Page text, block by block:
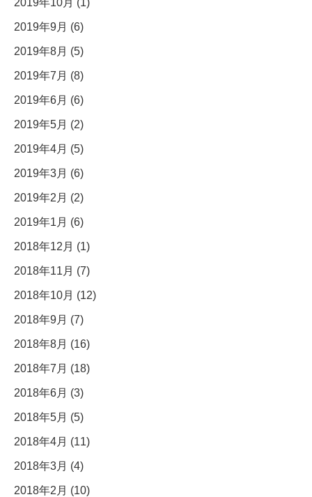
2019年10月 (1)
2019年9月 (6)
2019年8月 (5)
2019年7月 (8)
2019年6月 (6)
2019年5月 (2)
2019年4月 (5)
2019年3月 (6)
2019年2月 (2)
2019年1月 (6)
2018年12月 (1)
2018年11月 (7)
2018年10月 (12)
2018年9月 (7)
2018年8月 (16)
2018年7月 (18)
2018年6月 (3)
2018年5月 (5)
2018年4月 (11)
2018年3月 (4)
2018年2月 (10)